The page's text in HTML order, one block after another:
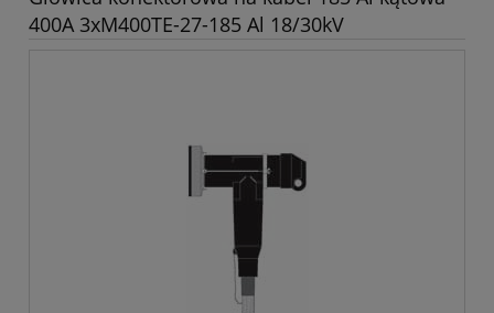
400A 3xM400TE-27-185 Al 18/30kV